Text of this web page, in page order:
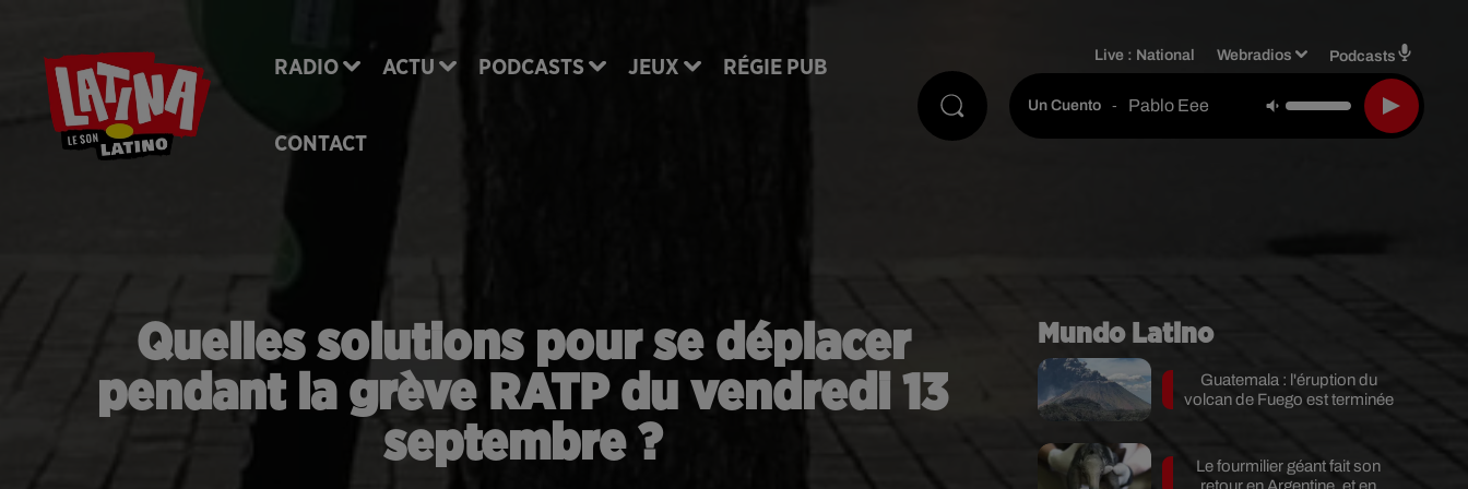
RADIO ACTU PODCASTS JEUX RÉGIE PUB
CONTACT
Live : National Webradios Podcasts
Un Cuento - Pablo Eee
Quelles solutions pour se déplacer
pendant la grève RATP du vendredi 13
septembre ?
Mundo Latino
Guatemala : l'éruption du
volcan de Fuego est terminée
Le fourmilier géant fait son
retour en Argentine, et en